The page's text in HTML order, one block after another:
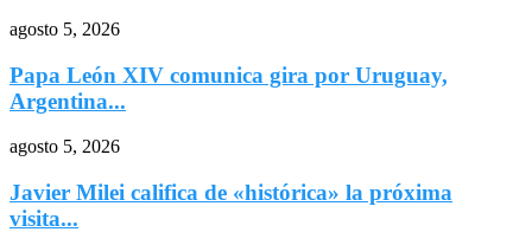
agosto 5, 2026
Papa León XIV comunica gira por Uruguay,
Argentina...
agosto 5, 2026
Javier Milei califica de «histórica» la próxima
visita...